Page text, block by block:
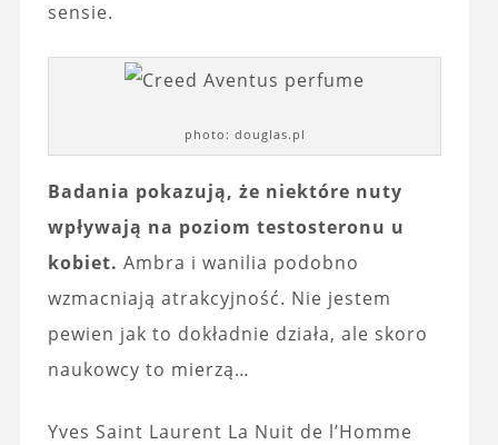
sensie.
photo: douglas.pl
Badania pokazują, że niektóre nuty
wpływają na poziom testosteronu u
kobiet. Ambra i wanilia podobno
wzmacniają atrakcyjność. Nie jestem
pewien jak to dokładnie działa, ale skoro
naukowcy to mierzą…
Yves Saint Laurent La Nuit de l’Homme